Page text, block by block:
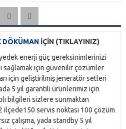
DÖKÜMAN İÇİN (TIKLAYINIZ)
enerji güç gereksinimlerinizi
sağlamak için güvenilir çözümler
için geliştirilmiş jeneratör setleri
5 yıl garantili ürünlerimiz için
bilgileri sizlere sunmaktan
ilçede150 servis noktası 100 çözüm
çalışma, yada standby 5 yıl